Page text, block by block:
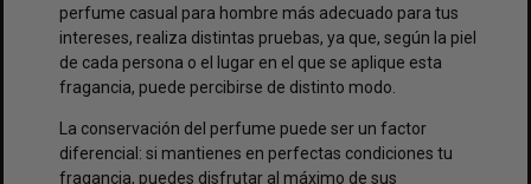
perfume casual para hombre más adecuado para tus
intereses, realiza distintas pruebas, ya que, según la piel
de cada persona o el lugar en el que se aplique esta
fragancia, puede percibirse de distinto modo.
La conservación del perfume puede ser un factor
diferencial: si mantienes en perfectas condiciones tu
fragancia, puedes disfrutar al máximo de sus